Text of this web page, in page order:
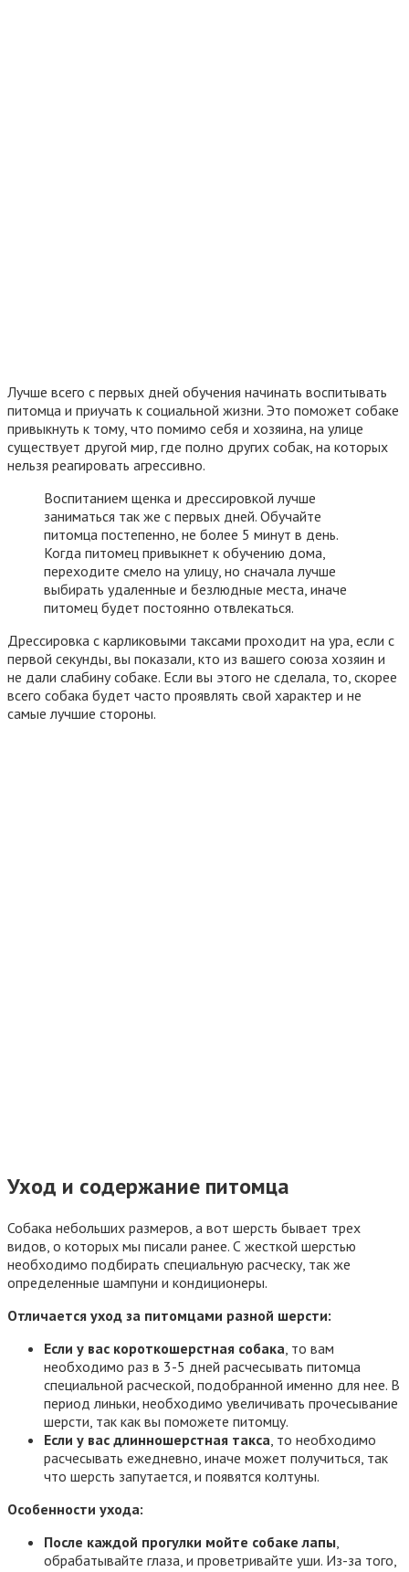
Лучше всего с первых дней обучения начинать воспитывать
питомца и приучать к социальной жизни. Это поможет собаке
привыкнуть к тому, что помимо себя и хозяина, на улице
существует другой мир, где полно других собак, на которых
нельзя реагировать агрессивно.
Воспитанием щенка и дрессировкой лучше
заниматься так же с первых дней. Обучайте
питомца постепенно, не более 5 минут в день.
Когда питомец привыкнет к обучению дома,
переходите смело на улицу, но сначала лучше
выбирать удаленные и безлюдные места, иначе
питомец будет постоянно отвлекаться.
Дрессировка с карликовыми таксами проходит на ура, если с
первой секунды, вы показали, кто из вашего союза хозяин и
не дали слабину собаке. Если вы этого не сделала, то, скорее
всего собака будет часто проявлять свой характер и не
самые лучшие стороны.
Уход и содержание питомца
Собака небольших размеров, а вот шерсть бывает трех
видов, о которых мы писали ранее. С жесткой шерстью
необходимо подбирать специальную расческу, так же
определенные шампуни и кондиционеры.
Отличается уход за питомцами разной шерсти:
Если у вас короткошерстная собака, то вам
необходимо раз в 3-5 дней расчесывать питомца
специальной расческой, подобранной именно для нее. В
период линьки, необходимо увеличивать прочесывание
шерсти, так как вы поможете питомцу.
Если у вас длинношерстная такса, то необходимо
расчесывать ежедневно, иначе может получиться, так
что шерсть запутается, и появятся колтуны.
Особенности ухода:
После каждой прогулки мойте собаке лапы,
обрабатывайте глаза, и проветривайте уши. Из-за того,